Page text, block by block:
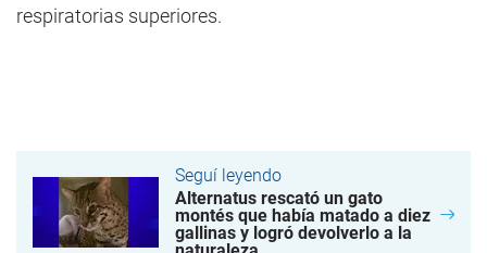
respiratorias superiores.
Seguí leyendo
Alternatus rescató un gato
montés que había matado a diez
gallinas y logró devolverlo a la